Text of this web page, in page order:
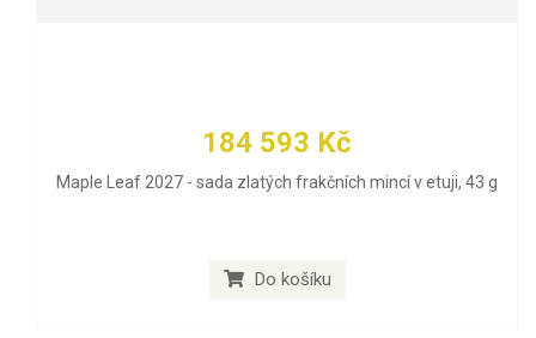
184 593 Kč
Maple Leaf 2027 - sada zlatých frakčních mincí v etuji, 43 g
Do košíku